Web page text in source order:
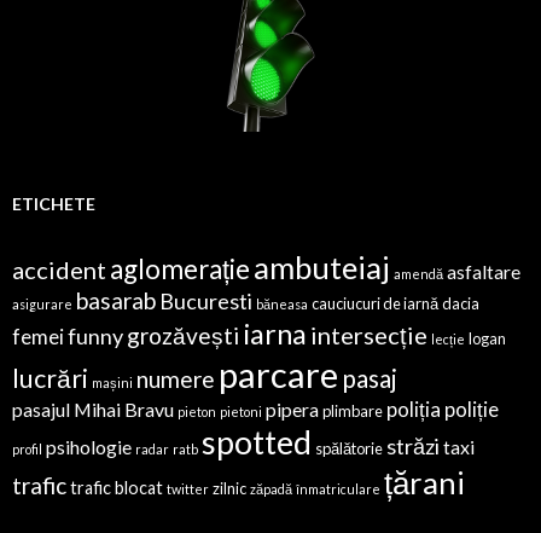
ETICHETE
accident aglomerațieambuteiaj amendă asfaltare
asigurare basarab Bucuresti băneasa cauciucuri de iarnădacia
femeifunnygrozăvești iarna intersecție lecție logan
lucrări mașini numere parcare pasaj
pasajul Mihai Bravu pieton pietoni piperaplimbare poliția poliție
profil psihologie radar ratb spotted spălătorie străzi taxi
trafictrafic blocat twitter zilnic zăpadă înmatriculare țărani